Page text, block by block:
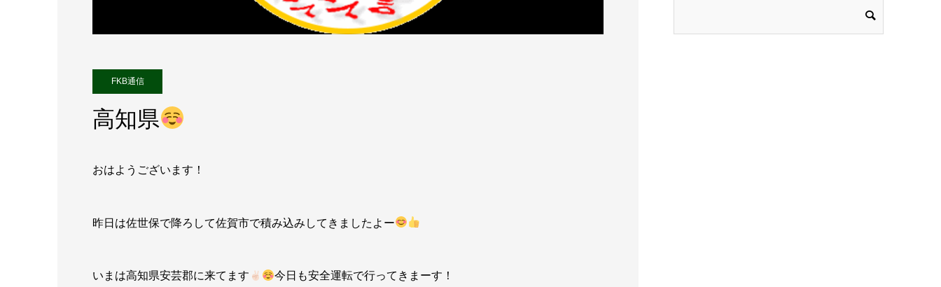
FKB通信
高知県
おはようございます！
昨日は佐世保で降ろして佐賀市で積み込みしてきましたよー
いまは高知県安芸郡に来てます 今日も安全運転で行ってきまーす！